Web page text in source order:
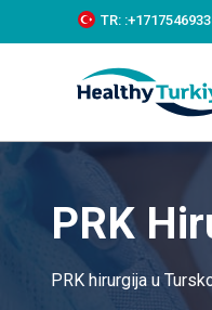
k
c
TR:
PRK
PRK hirurgija u